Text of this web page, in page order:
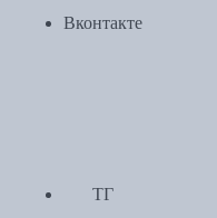
Вконтакте
ТГ